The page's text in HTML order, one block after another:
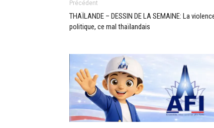
Précédent
THAÏLANDE – DESSIN DE LA SEMAINE: La
politique, ce mal thaïlandais